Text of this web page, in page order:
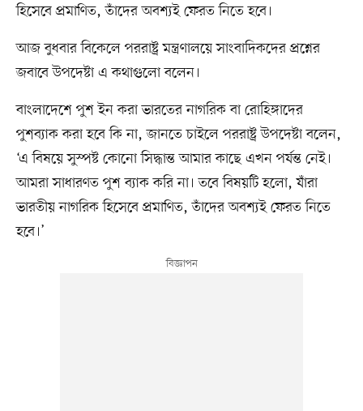
হিসেবে প্রমাণিত, তাঁদের অবশ্যই ফেরত নিতে হবে।
আজ বুধবার বিকেলে পররাষ্ট্র মন্ত্রণালয়ে সাংবাদিকদের প্রশ্নের
জবাবে উপদেষ্টা এ কথাগুলো বলেন।
বাংলাদেশে পুশ ইন করা ভারতের নাগরিক বা রোহিঙ্গাদের
পুশব্যাক করা হবে কি না, জানতে চাইলে পররাষ্ট্র উপদেষ্টা বলেন,
‘এ বিষয়ে সুস্পষ্ট কোনো সিদ্ধান্ত আমার কাছে এখন পর্যন্ত নেই।
আমরা সাধারণত পুশ ব্যাক করি না। তবে বিষয়টি হলো, যাঁরা
ভারতীয় নাগরিক হিসেবে প্রমাণিত, তাঁদের অবশ্যই ফেরত নিতে
হবে।’